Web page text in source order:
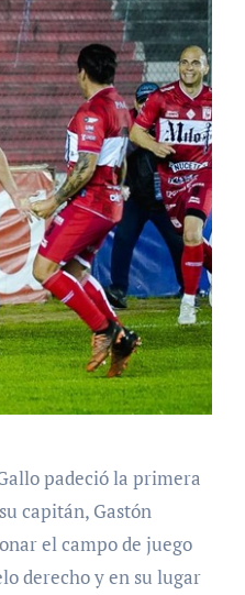
padeció la primera
capitán, Gastón
el campo de juego
derecho y en su lugar